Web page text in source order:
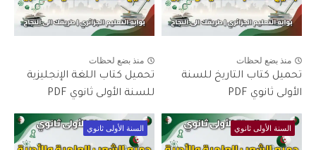
منذ بضع لحظات
تحميل كتاب التاريخ للسنة
الأولى ثانوي PDF
منذ بضع لحظات
تحميل كتاب اللغة الإنجليزية
للسنة الأولى ثانوي PDF
السنة الأولى ثانوي السنة الأولى ثانوي